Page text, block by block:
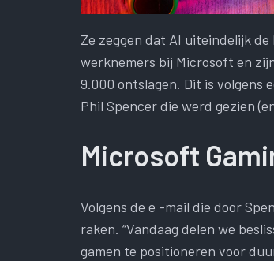
Ze zeggen dat AI uiteindelijk
werknemers bij Microsoft en
9.000 ontslagen. Dit is volgens
Phil Spencer die werd gezien
Microsoft
Volgens de e -mail die door
raken. “Vandaag delen we
gamen te positioneren voor